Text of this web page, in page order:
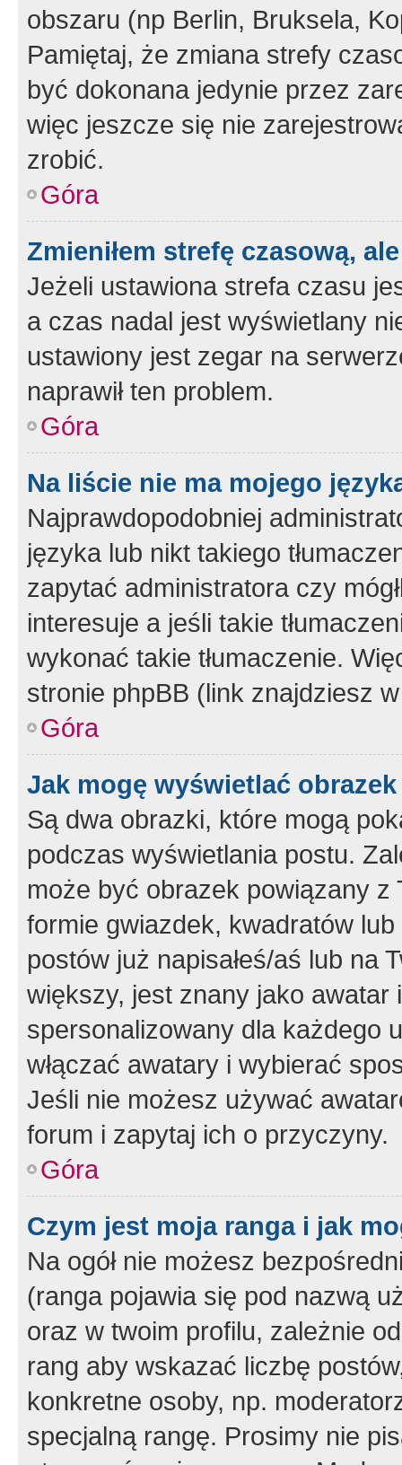
obszaru (np Berlin, Bruksela,
Pamiętaj, że zmiana strefy
być dokonana jedynie przez
więc jeszcze się nie
zrobić.
Góra
Zmieniłem strefę czasową,
Jeżeli ustawiona strefa czasu
a czas nadal jest wyświetlany
ustawiony jest zegar na
naprawił ten problem.
Góra
Na liście nie ma mojego
Najprawdopodobniej
języka lub nikt takiego
zapytać administratora czy
interesuje a jeśli takie
wykonać takie tłumaczenie.
stronie phpBB (link znajdziesz
Góra
Jak mogę wyświetlać
Są dwa obrazki, które mogą
podczas wyświetlania postu.
może być obrazek powiązany z
formie gwiazdek, kwadratów
postów już napisałeś/aś lub na
większy, jest znany jako
spersonalizowany dla każdego
włączać awatary i wybierać
Jeśli nie możesz używać
forum i zapytaj ich o przyczyny.
Góra
Czym jest moja ranga i jak
Na ogół nie możesz
(ranga pojawia się pod nazwą
oraz w twoim profilu, zależnie
rang aby wskazać liczbę
konkretne osoby, np.
specjalną rangę. Prosimy nie